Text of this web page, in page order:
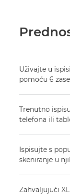
Uživajte u
pomoću 6
Trenutno
telefona ili
Ispisujte s
skeniranje u
Zahvaljujući